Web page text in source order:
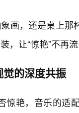
画，还是桌上
，让“惊艳”不再
的深度共振
惊艳，音乐的适